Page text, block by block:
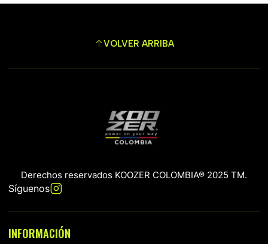
VOLVER ARRIBA
Derechos reservados KOOZER COLOMBIA® 2025 TM.
Síguenos
INFORMACIÓN